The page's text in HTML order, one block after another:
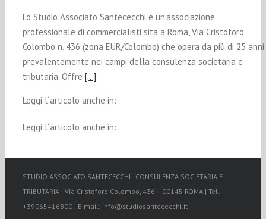
Lo Studio Associato Santececchi è un’associazione
professionale di commercialisti sita a Roma, Via Cristoforo
Colombo n. 436 (zona EUR/Colombo) che opera da più di 25 anni
prevalentemente nei campi della consulenza societaria e
tributaria. Offre […]
Leggi l´articolo anche in:
Leggi l´articolo anche in:
STUDIO ASSOCIATO SANTECECCHI - CONSULENZA SOCIETARIA E
TRIBUTARIA | Via Cristoforo Colombo, 436 – 00145 ROMA | Tel.
+39065416800 | E-mail: info@studiosantececchi.it